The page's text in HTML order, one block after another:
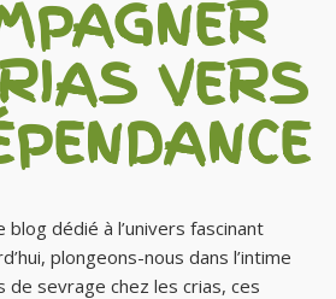
VERS
dédié à l’univers fascinant
plongeons-nous dans l’intime
de sevrage chez les crias, ces